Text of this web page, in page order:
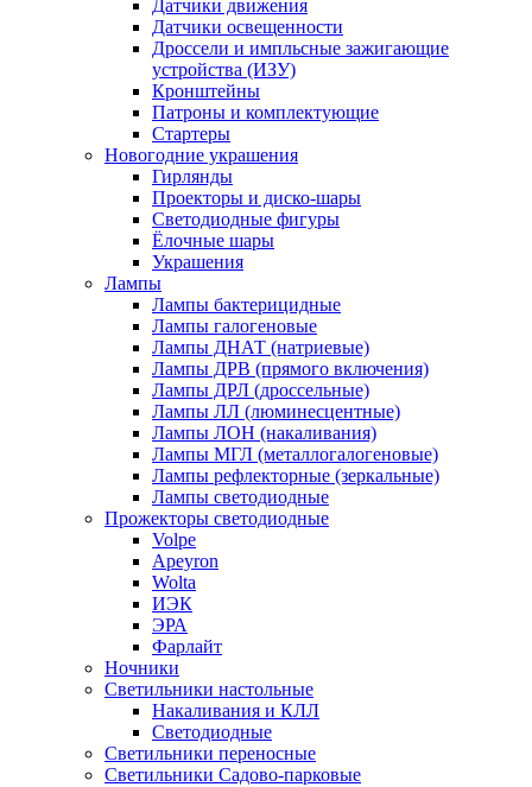
Датчики движения
Датчики освещенности
Дроссели и импльсные зажигающие
устройства (ИЗУ)
Кронштейны
Патроны и комплектующие
Стартеры
Новогодние украшения
Гирлянды
Проекторы и диско-шары
Светодиодные фигуры
Ёлочные шары
Украшения
Лампы
Лампы бактерицидные
Лампы галогеновые
Лампы ДНАТ (натриевые)
Лампы ДРВ (прямого включения)
Лампы ДРЛ (дроссельные)
Лампы ЛЛ (люминесцентные)
Лампы ЛОН (накаливания)
Лампы МГЛ (металлогалогеновые)
Лампы рефлекторные (зеркальные)
Лампы светодиодные
Прожекторы светодиодные
Volpe
Apeyron
Wolta
ИЭК
ЭРА
Фарлайт
Ночники
Светильники настольные
Накаливания и КЛЛ
Светодиодные
Светильники переносные
Светильники Садово-парковые